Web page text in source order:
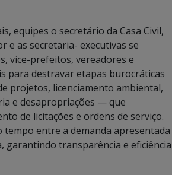
equipes o secretário da Casa Civil,
e as secretaria- executivas se
vice-prefeitos, vereadores e
para destravar etapas burocráticas
projetos, licenciamento ambiental,
e desapropriações — que
de licitações e ordens de serviço.
tempo entre a demanda apresentada
garantindo transparência e eficiência